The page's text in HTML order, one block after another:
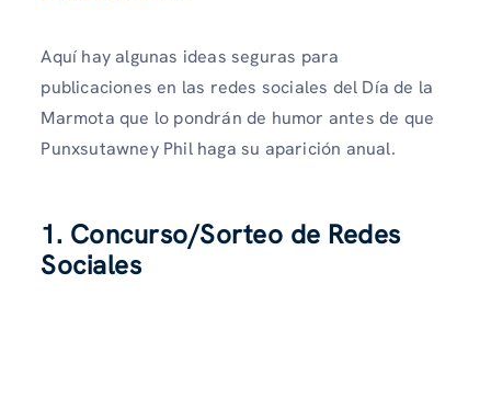
Aquí hay algunas ideas seguras para
publicaciones en las redes sociales del Día de la
Marmota que lo pondrán de humor antes de que
Punxsutawney Phil haga su aparición anual.
1. Concurso/Sorteo de Redes
Sociales